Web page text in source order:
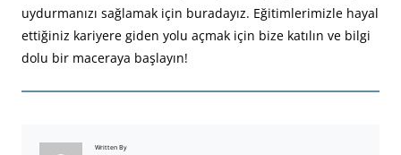
uydurmanızı sağlamak için buradayız. Eğitimlerimizle hayal
ettiğiniz kariyere giden yolu açmak için bize katılın ve bilgi
dolu bir maceraya başlayın!
Written By